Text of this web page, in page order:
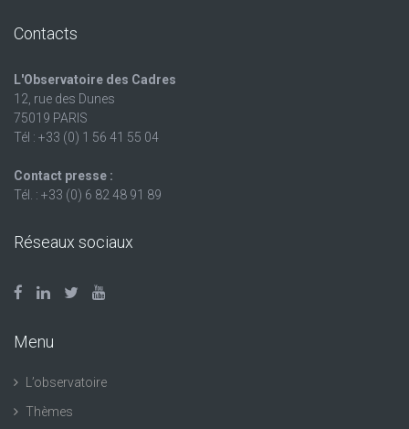
Contacts
L'Observatoire des Cadres
12, rue des Dunes
75019 PARIS
Tél : +33 (0) 1 56 41 55 04
Contact presse :
Tél. : +33 (0) 6 82 48 91 89
Réseaux sociaux
Menu
L’observatoire
Thèmes